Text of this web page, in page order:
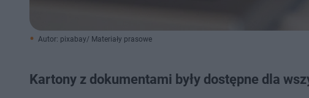
Autor: pixabay/ Materiały prasowe
Kartony z dokumentami były dostępne dla